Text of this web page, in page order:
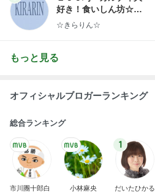
好き！食いしん坊☆き
らりん☆のブログ
☆きらりん☆
もっと見る
オフィシャルブロガーランキング
総合ランキング
市川團十郎白
小林麻央
1
だいたひかる